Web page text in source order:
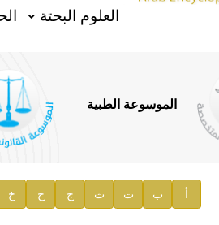
السيد محمد ياسين صالح وزيرا للثقافة
توصيات مجلس الإدارة
صدور المجلد السابع من موسوعة الآثار في سورية
إعلان..
العلوم البحتة
الموسوعة الطبية
أ ب ت ث ج ح خ